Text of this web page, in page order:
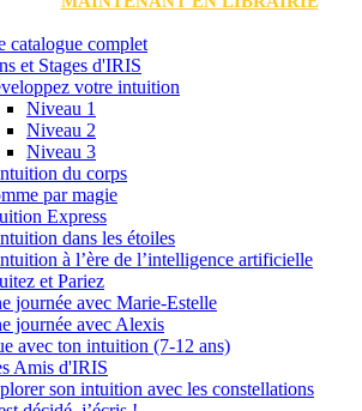
catalogue complet
et Stages d'IRIS
votre intuition
Niveau 1
Niveau 2
Niveau 3
du corps
par magie
Express
dans les étoiles
à l’ère de l’intelligence artificielle
et Pariez
journée avec Marie-Estelle
journée avec Alexis
avec ton intuition (7-12 ans)
Amis d'IRIS
son intuition avec les constellations